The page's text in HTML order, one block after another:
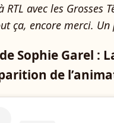
RTL avec les Grosses
ça, encore merci.
Sophie Garel :
de